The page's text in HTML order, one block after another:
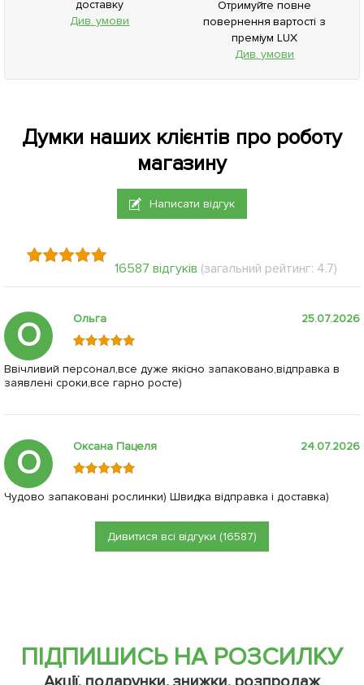
доставку
Див. умови
Отримуйте повне
повернення вартості з
преміум LUX
Див. умови
Думки наших клієнтів про роботу
магазину
Написати відгук
16587 відгуків (загальний рейтинг: 4.7)
О Ольга 25.07.2026
Ввічливий персонал,все дуже якісно запаковано,відправка в
заявлені сроки,все гарно росте)
О Оксана Пацеля 24.07.2026
Чудово запаковані рослинки) Швидка відправка і доставка)
Дивитися всі відгуки (16587)
ПІДПИШИСЬ НА РОЗСИЛКУ